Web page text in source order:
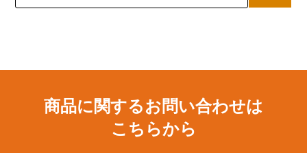
商品に関するお問い合わせは
こちらから